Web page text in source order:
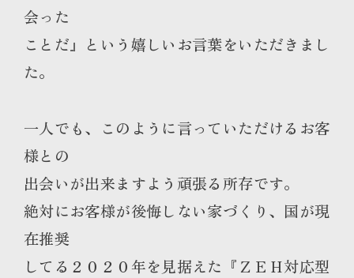
会った
ことだ』という嬉しいお言葉をいただきまし
た。
一人でも、このように言っていただけるお客
様との
出会いが出来ますよう頑張る所存です。
絶対にお客様が後悔しない家づくり、国が現
在推奨
してる２０２０年を見据えた『ＺＥＨ対応型